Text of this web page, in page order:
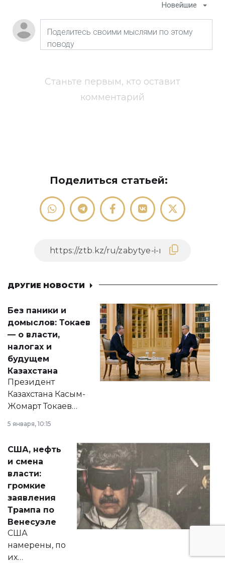
Новейшие
Станьте первым, кто оставит
комментарий
Поделиться статьей:
ДРУГИЕ НОВОСТИ
Без паники и
домыслов: Токаев
— о власти,
налогах и
будущем
Казахстана
Президент
Казахстана Касым-
Жомарт Токаев
сразу несколько
актуальных тем —
от слухов о
политических
реформах до
вопросов армии,
экономики и
личного здоровья.
5 января, 10:15
США, нефть
и смена
власти:
громкие
заявления
Трампа по
Венесуэле
США
намерены, по
их